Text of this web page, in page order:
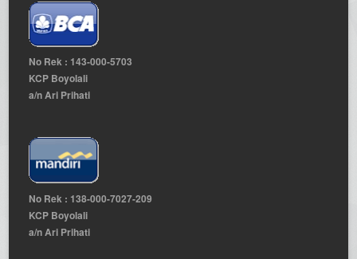
No Rek : 143-000-5703
KCP Boyolali
a/n Ari Prihati
No Rek : 138-000-7027-209
KCP Boyolali
a/n Ari Prihati